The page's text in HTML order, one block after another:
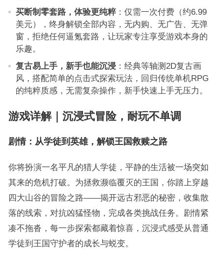
买断制零套路，体验更纯粹：仅需一次付费（约6.99
美元），终身解锁全部内容，无内购、无广告、无弹
窗，拒绝任何逼氪套路，让玩家专注享受游戏本身的
乐趣。
复古易上手，新手也能沉浸：经典等轴测2D复古画
风，搭配简单的点击式探索玩法，回归传统单机RPG
的纯粹质感，无需复杂操作，新手快速上手无压力。
游戏详解｜沉浸式冒险，耐玩不单调
剧情：从学徒到英雄，解锁王国救赎之路
你将扮演一名平凡的猎人学徒，平静的生活被一场突如
其来的危机打破。为拯救濒临覆灭的王国，你踏上穿越
四大山谷的冒险之路——揭开远古邪恶的秘密，收集散
落的线索，对抗凶猛怪物，完成各类挑战任务。剧情紧
凑不拖沓，每一步探索都藏着惊喜，沉浸式感受从普通
学徒到王国守护者的成长与蜕变。